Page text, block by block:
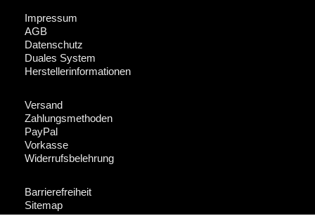
Impressum
AGB
Datenschutz
Duales System
Herstellerinformationen
Versand
Zahlungsmethoden
PayPal
Vorkasse
Widerrufsbelehrung
Barrierefreiheit
Sitemap